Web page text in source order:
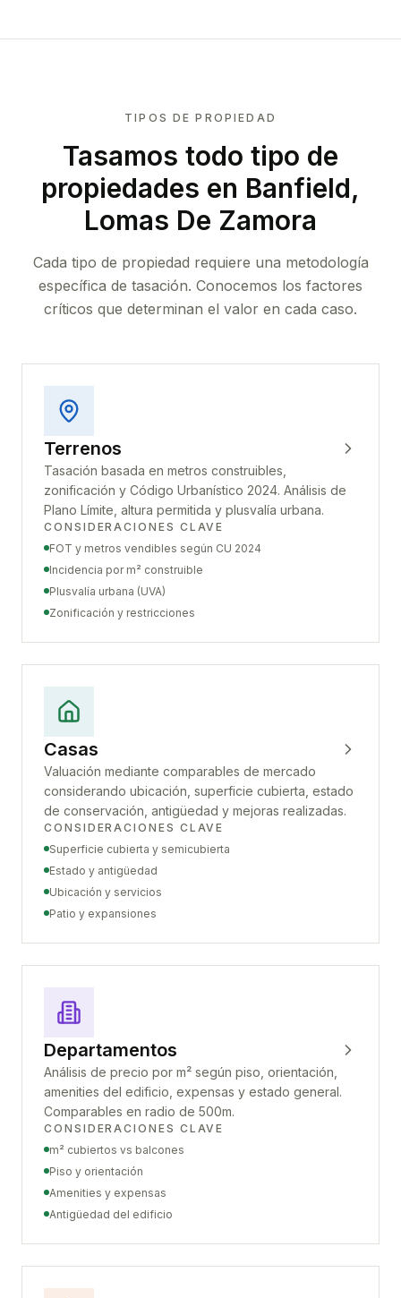
TIPOS DE PROPIEDAD
Tasamos todo tipo de
propiedades en Banfield,
Lomas De Zamora
Cada tipo de propiedad requiere una metodología
específica de tasación. Conocemos los factores
críticos que determinan el valor en cada caso.
Terrenos
Tasación basada en metros construibles,
zonificación y Código Urbanístico 2024. Análisis de
Plano Límite, altura permitida y plusvalía urbana.
CONSIDERACIONES CLAVE
FOT y metros vendibles según CU 2024
Incidencia por m² construible
Plusvalía urbana (UVA)
Zonificación y restricciones
Casas
Valuación mediante comparables de mercado
considerando ubicación, superficie cubierta, estado
de conservación, antigüedad y mejoras realizadas.
CONSIDERACIONES CLAVE
Superficie cubierta y semicubierta
Estado y antigüedad
Ubicación y servicios
Patio y expansiones
Departamentos
Análisis de precio por m² según piso, orientación,
amenities del edificio, expensas y estado general.
Comparables en radio de 500m.
CONSIDERACIONES CLAVE
m² cubiertos vs balcones
Piso y orientación
Amenities y expensas
Antigüedad del edificio